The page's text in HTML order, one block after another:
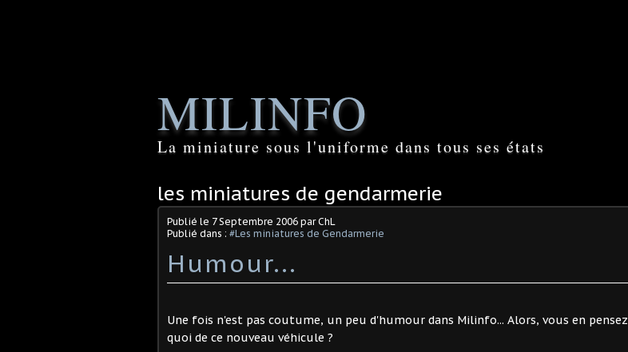
MILINFO
La miniature sous l'uniforme dans tous ses états
les miniatures de gendarmerie
Publié le 7 Septembre 2006 par ChL
Publié dans : #Les miniatures de Gendarmerie
Humour...
Une fois n'est pas coutume, un peu d'humour dans Milinfo... Alors, vous en pensez
quoi de ce nouveau véhicule ?